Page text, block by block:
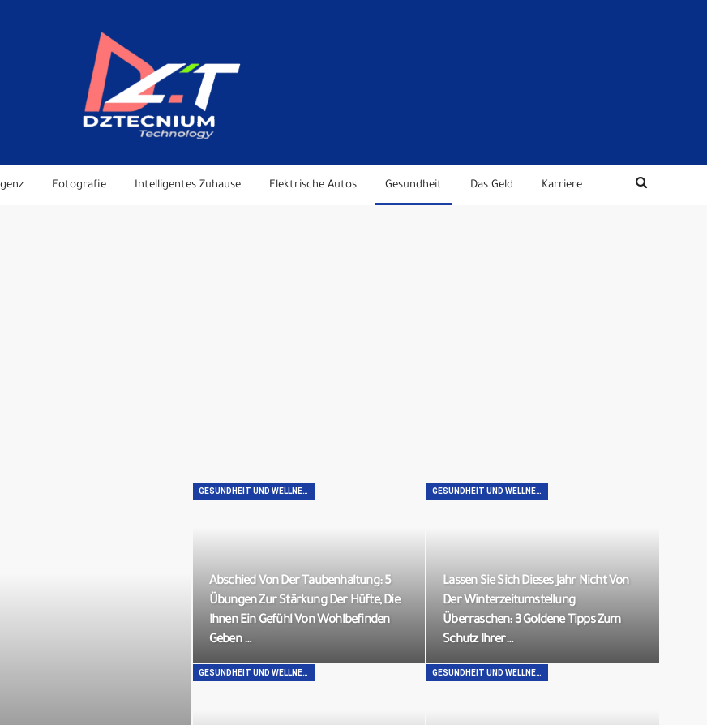
Fotografie Intelligentes Zuhause Elektrische Autos Gesundheit Das Geld Karriere
GESUNDHEIT UND WELLNESS
Abschied Von Der Taubenhaltung: 5
Übungen Zur Stärkung Der Hüfte, Die
Ihnen Ein Gefühl Von Wohlbefinden
Geben …
GESUNDHEIT UND WELLNESS
Lassen Sie Sich Dieses Jahr Nicht Von
Der Winterzeitumstellung
Überraschen: 3 Goldene Tipps Zum
Schutz Ihrer…
GESUNDHEIT UND WELLNESS GESUNDHEIT UND WELLNESS